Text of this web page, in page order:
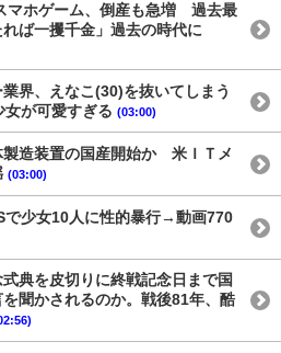
マホゲーム、倒産も急増 過去最
ば一攫千金」過去の時代に
業界、えなこ(30)を抜いてしまう
女が可愛すぎる (03:00)
製造装置の国産開始か 米ＩＴメ
(03:00)
で少女10人に性的暴行→動画770
典を皮切りに終戦記念日まで国
聞かされるのか。戦後81年、酷